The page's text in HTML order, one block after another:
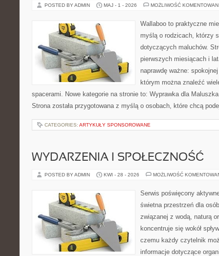
POSTED BY ADMIN MAJ - 1 - 2026 MOŻLIWOŚĆ
Wallaboo to praktyczne
myślą o rodzicach, którzy
dotyczących maluchów.
pierwszych miesiącach i
naprawdę ważne:
którym można znaleźć
spacerami. Nowe kategorie na stronie to: Wyprawka dla
Strona została przygotowana z myślą o osobach, które chcą
CATEGORIES: ARTYKUŁY SPONSOROWANE
WYDARZENIA I SPOŁECZNOŚĆ
POSTED BY ADMIN KWI - 28 - 2026 MOŻLIWOŚĆ
Serwis poświęcony
świetna przestrzeń dla
związanej z wodą, naturą
koncentruje się wokół
czemu każdy czytelnik
informacje dotyczące